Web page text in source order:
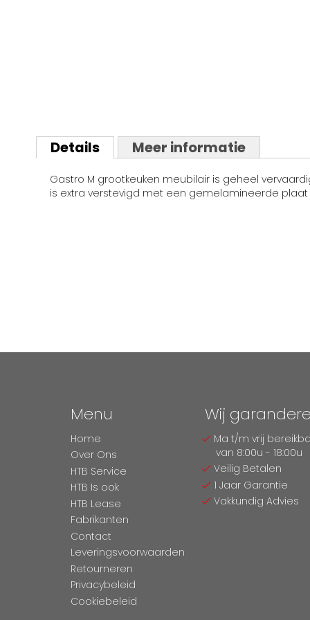
het
begin
afbeeldingen-
Details
Gastro M grootkeuken meubilair is geheel
is extra verstevigd met een gemelamineerde plaat
Meer informatie
Menu
Home
Over Ons
HTB Service
HTB Is ook
HTB Lease
Fabrikanten
Contact
Leveringsvoorwaarden
Retourneren
Privacybeleid
Cookiebeleid
Wij
Ma t/m vrij
van 8:00u - 18:00u
Veilig Betalen
1 Jaar Garantie
Vakkundig Advies